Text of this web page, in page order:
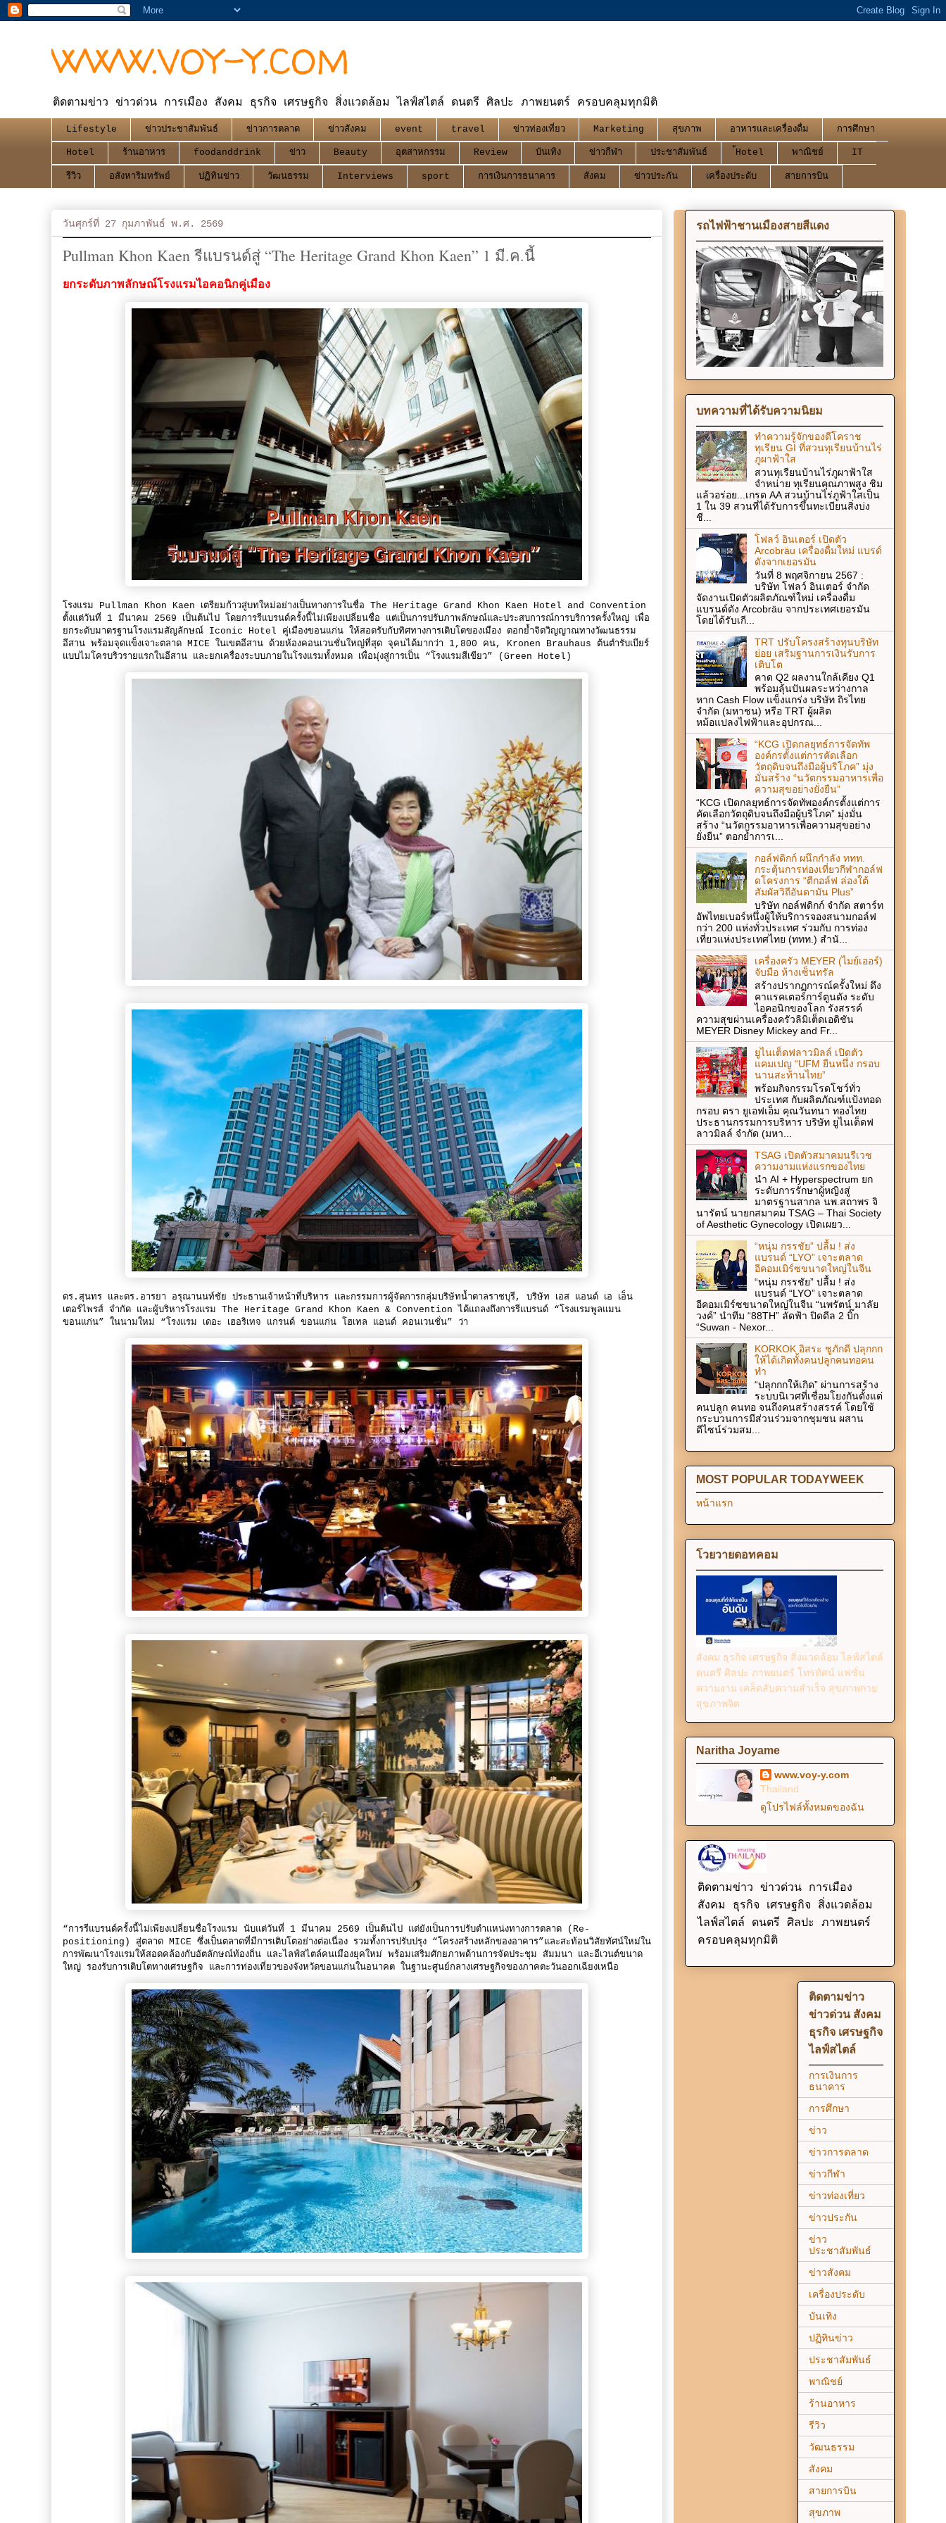
WWW.VOY-Y.COM
ติดตามข่าว ข่าวด่วน การเมือง สังคม ธุรกิจ เศรษฐกิจ สิ่งแวดล้อม ไลฟ์สไตล์ ดนตรี ศิลปะ ภาพยนตร์ ครอบคลุมทุกมิติ
Lifestyle ข่าวประชาสัมพันธ์ ข่าวการตลาด ข่าวสังคม event travel ข่าวท่องเที่ยว Marketing สุขภาพ อาหารและเครื่องดื่ม การศึกษา
Hotel ร้านอาหาร foodanddrink ข่าว Beauty อุตสาหกรรม Review บันเทิง ข่าวกีฬา ประชาสัมพันธ์ ้Hotel พาณิชย์ IT
รีวิว อสังหาริมทรัพย์ ปฏิทินข่าว วัฒนธรรม Interviews sport การเงินการธนาคาร สังคม ข่าวประกัน เครื่องประดับ สายการบิน
วันศุกร์ที่ 27 กุมภาพันธ์ พ.ศ. 2569
Pullman Khon Kaen รีแบรนด์สู่ “The Heritage Grand Khon Kaen” 1 มี.ค.นี้
ยกระดับภาพลักษณ์โรงแรมไอคอนิกคู่เมือง
โรงแรม Pullman Khon Kaen เตรียมก้าวสู่บทใหม่อย่างเป็นทางการในชื่อ The Heritage Grand Khon Kaen Hotel and Convention
ตั้งแต่วันที่ 1 มีนาคม 2569 เป็นต้นไป โดยการรีแบรนด์ครั้งนี้ไม่เพียงเปลี่ยนชื่อ แต่เป็นการปรับภาพลักษณ์และประสบการณ์การบริการครั้งใหญ่ เพื่อ
ยกระดับมาตรฐานโรงแรมสัญลักษณ์ Iconic Hotel คู่เมืองขอนแก่น ให้สอดรับกับทิศทางการเติบโตของเมือง ตอกย้ำจิตวิญญาณทางวัฒนธรรม
อีสาน พร้อมจุดแข็งเจาะตลาด MICE ในเขตอีสาน ด้วยห้องคอนเวนชั่นใหญ่ที่สุด จุคนได้มากว่า 1,800 คน, Kronen Brauhaus ต้นตำรับเบียร์
แบบไมโครบริวรายแรกในอีสาน และยกเครื่องระบบภายในโรงแรมทั้งหมด เพื่อมุ่งสู่การเป็น “โรงแรมสีเขียว” (Green Hotel)
ดร.สุนทร และดร.อารยา อรุณานนท์ชัย ประธานเจ้าหน้าที่บริหาร และกรรมการผู้จัดการกลุ่มบริษัทน้ำตาลราชบุรี, บริษัท เอส แอนด์ เอ เอ็น
เตอร์ไพรส์ จำกัด และผู้บริหารโรงแรม The Heritage Grand Khon Kaen & Convention ได้แถลงถึงการรีแบรนด์ “โรงแรมพูลแมน
ขอนแก่น” ในนามใหม่ “โรงแรม เดอะ เฮอริเทจ แกรนด์ ขอนแก่น โฮเทล แอนด์ คอนเวนชั่น” ว่า
“การรีแบรนด์ครั้งนี้ไม่เพียงเปลี่ยนชื่อโรงแรม นับแต่วันที่ 1 มีนาคม 2569 เป็นต้นไป แต่ยังเป็นการปรับตำแหน่งทางการตลาด (Re-
positioning) สู่ตลาด MICE ซึ่งเป็นตลาดที่มีการเติบโตอย่างต่อเนื่อง รวมทั้งการปรับปรุง “โครงสร้างหลักของอาคาร”และสะท้อนวิสัยทัศน์ใหม่ใน
การพัฒนาโรงแรมให้สอดคล้องกับอัตลักษณ์ท้องถิ่น และไลฟ์สไตล์คนเมืองยุคใหม่ พร้อมเสริมศักยภาพด้านการจัดประชุม สัมมนา และอีเวนต์ขนาด
ใหญ่ รองรับการเติบโตทางเศรษฐกิจ และการท่องเที่ยวของจังหวัดขอนแก่นในอนาคต ในฐานะศูนย์กลางเศรษฐกิจของภาคตะวันออกเฉียงเหนือ
รถไฟฟ้าชานเมืองสายสีแดง
บทความที่ได้รับความนิยม
ทำความรู้จักของดีโคราช
ทุเรียน GI ที่สวนทุเรียนบ้านไร่
ภูผาฟ้าใส
สวนทุเรียนบ้านไร่ภูผาฟ้าใส
จำหน่าย ทุเรียนคุณภาพสูง ชิม
แล้วอร่อย...เกรด AA สวนบ้านไร่ภูฟ้าใสเป็น
1 ใน 39 สวนที่ได้รับการขึ้นทะเบียนสิ่งบ่ง
ชี...
โฟลว์ อินเตอร์ เปิดตัว
Arcobräu เครื่องดื่มใหม่ แบรด์
ดังจากเยอรมัน
วันที่ 8 พฤศจิกายน 2567 :
บริษัท โฟลว์ อินเตอร์ จำกัด
จัดงานเปิดตัวผลิตภัณฑ์ใหม่ เครื่องดื่ม
แบรนด์ดัง Arcobräu จากประเทศเยอรมัน
โดยได้รับเกี...
TRT ปรับโครงสร้างทุนบริษัท
ย่อย เสริมฐานการเงินรับการ
เติบโต
คาด Q2 ผลงานใกล้เคียง Q1
พร้อมลุ้นปันผลระหว่างกาล
หาก Cash Flow แข็งแกร่ง บริษัท ถิรไทย
จำกัด (มหาชน) หรือ TRT ผู้ผลิต
หม้อแปลงไฟฟ้าและอุปกรณ...
“KCG เปิดกลยุทธ์การจัดทัพ
องค์กรตั้งแต่การคัดเลือก
วัตถุดิบจนถึงมือผู้บริโภค” มุ่ง
มั่นสร้าง “นวัตกรรมอาหารเพื่อ
ความสุขอย่างยั่งยืน”
“KCG เปิดกลยุทธ์การจัดทัพองค์กรตั้งแต่การ
คัดเลือกวัตถุดิบจนถึงมือผู้บริโภค” มุ่งมั่น
สร้าง “นวัตกรรมอาหารเพื่อความสุขอย่าง
ยั่งยืน” ตอกย้ำการเ...
กอล์ฟดิกก์ ผนึกกำลัง ททท.
กระตุ้นการท่องเที่ยวกีฬากอล์ฟ
ดโครงการ “ตีกอล์ฟ ล่องใต้
สัมผัสวิถีอันดามัน Plus”
บริษัท กอล์ฟดิกก์ จำกัด สตาร์ท
อัพไทยเบอร์หนึ่งผู้ให้บริการจองสนามกอล์ฟ
กว่า 200 แห่งทั่วประเทศ ร่วมกับ การท่อง
เที่ยวแห่งประเทศไทย (ททท.) สำนั...
เครื่องครัว MEYER (ไมย์เออร์)
จับมือ ห้างเซ็นทรัล
สร้างปรากฏการณ์ครั้งใหม่ ดึง
คาแรคเตอร์การ์ตูนดัง ระดับ
ไอคอนิกของโลก รังสรรค์
ความสุขผ่านเครื่องครัวลิมิเต็ดเอดิชัน
MEYER Disney Mickey and Fr...
ยูไนเต็ดฟลาวมิลล์ เปิดตัว
แคมเปญ “UFM ยืนหนึ่ง กรอบ
นานสะท้านไทย”
พร้อมกิจกรรมโรดโชว์ทั่ว
ประเทศ กับผลิตภัณฑ์แป้งทอด
กรอบ ตรา ยูเอฟเอ็ม คุณวันทนา ทองไทย
ประธานกรรมการบริหาร บริษัท ยูไนเต็ดฟ
ลาวมิลล์ จำกัด (มหา...
TSAG เปิดตัวสมาคมนรีเวช
ความงามแห่งแรกของไทย
นำ AI + Hyperspectrum ยก
ระดับการรักษาผู้หญิงสู่
มาตรฐานสากล นพ.สถาพร จิ
นารัตน์ นายกสมาคม TSAG – Thai Society
of Aesthetic Gynecology เปิดเผยว...
“หนุ่ม กรรชัย” ปลื้ม ! ส่ง
แบรนด์ “LYO” เจาะตลาด
อีคอมเมิร์ซขนาดใหญ่ในจีน
“หนุ่ม กรรชัย” ปลื้ม ! ส่ง
แบรนด์ “LYO” เจาะตลาด
อีคอมเมิร์ซขนาดใหญ่ในจีน “นพรัตน์ มาลัย
วงค์” นำทีม “88TH” ลัดฟ้า ปิดดีล 2 บิ๊ก
“Suwan - Nexor...
KORKOK อิสระ ชูภักดี ปลุกกก
ให้ได้เกิดทั้งคนปลูกคนทอคน
ทำ
“ปลุกกกให้เกิด” ผ่านการสร้าง
ระบบนิเวศที่เชื่อมโยงกันตั้งแต่
คนปลูก คนทอ จนถึงคนสร้างสรรค์ โดยใช้
กระบวนการมีส่วนร่วมจากชุมชน ผสาน
ดีไซน์ร่วมสม...
MOST POPULAR TODAYWEEK
หน้าแรก
โวยวายดอทคอม
สังคม ธุรกิจ เศรษฐกิจ สิ่งแวดล้อม ไลฟ์สไตล์
ดนตรี ศิลปะ ภาพยนตร์ โทรทัศน์ แฟชั่น
ความงาม เคล็ดลับความสำเร็จ สุขภาพกาย
สุขภาพจิต
Naritha Joyame
www.voy-y.com
Thailand
ดูโปรไฟล์ทั้งหมดของฉัน
ติดตามข่าว ข่าวด่วน การเมือง
สังคม ธุรกิจ เศรษฐกิจ สิ่งแวดล้อม
ไลฟ์สไตล์ ดนตรี ศิลปะ ภาพยนตร์
ครอบคลุมทุกมิติ
ติดตามข่าว
ข่าวด่วน สังคม
ธุรกิจ เศรษฐกิจ
ไลฟ์สไตล์
การเงินการ
ธนาคาร
การศึกษา
ข่าว
ข่าวการตลาด
ข่าวกีฬา
ข่าวท่องเที่ยว
ข่าวประกัน
ข่าว
ประชาสัมพันธ์
ข่าวสังคม
เครื่องประดับ
บันเทิง
ปฏิทินข่าว
ประชาสัมพันธ์
พาณิชย์
ร้านอาหาร
รีวิว
วัฒนธรรม
สังคม
สายการบิน
สุขภาพ